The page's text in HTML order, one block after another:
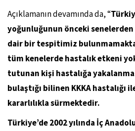
Açıklamanın devamında da, “
yoğunluğunun önceki
dair bir tespitimiz
tüm kenelerde hastalık etkeni
tutunan kişi hastalığa
bulaştığı bilinen KKKA hastalığı
kararlılıkla sürmektedir.
Türkiye’de 2002 yılında İç